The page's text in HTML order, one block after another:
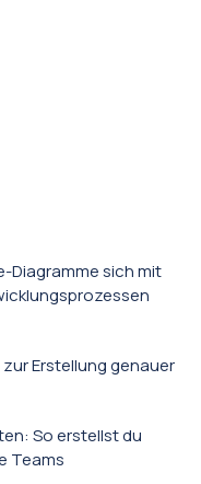
Diagramme sich mit
Erstellung genauer
So erstellst du
Teams